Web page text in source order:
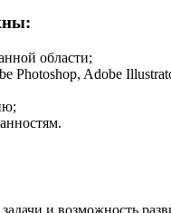
области;
Photoshop, Adobe
и возможность